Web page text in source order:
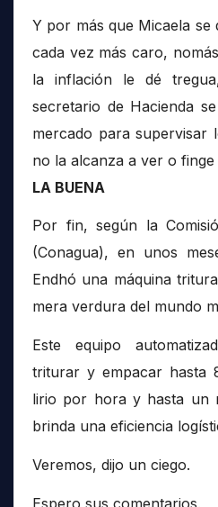
Y por más que Micaela se
cada vez más caro,
la inflación le dé
secretario de Hacienda
mercado para supervisar
no la alcanza a ver o finge
LA BUENA
Por fin, según la
(Conagua), en unos
Endhó una máquina
mera verdura del mundo
Este equipo
triturar y empacar hasta
lirio por hora y hasta un
brinda una eficiencia
Veremos, dijo un ciego.
Espero sus comentarios.